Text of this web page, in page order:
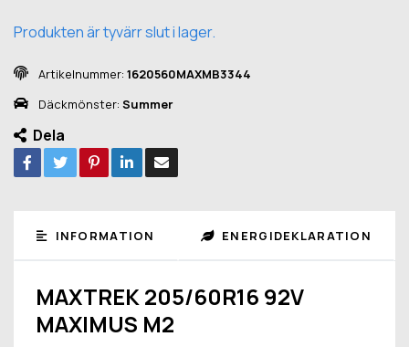
Produkten är tyvärr slut i lager.
Artikelnummer: 1620560MAXMB3344
Däckmönster: Summer
Dela
INFORMATION ENERGIDEKLARATION
MAXTREK 205/60R16 92V
MAXIMUS M2